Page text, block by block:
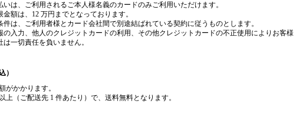
は、ご利用されるご本人様名義のカードのみご利用いただけます。
額は、12 万円までとなっております。
は、ご利用者様とカード会社間で別途結ばれている契約に従うものとします。
の入力、他人のクレジットカードの利用、その他クレジットカードの不正使用によりお客様
一切責任を負いません。
）
がかかります。
上（ご配送先 1 件あたり）で、送料無料となります。